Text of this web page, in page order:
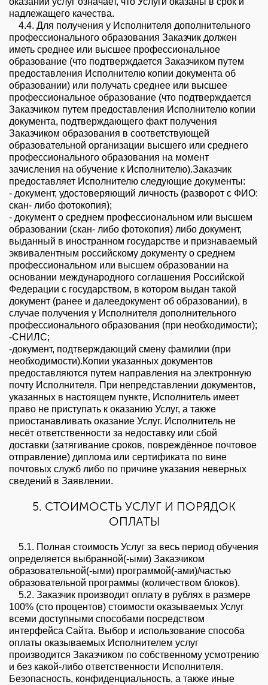
надлежащего качества.
4.4. Для получения у Исполнителя дополнительного
профессионального образования Заказчик должен
иметь среднее или высшее профессиональное
образование (что подтверждается Заказчиком путем
предоставления Исполнителю копии документа об
образовании) или получать среднее или высшее
профессиональное образование (что подтверждается
Заказчиком путем предоставления Исполнителю копии
документа, подтверждающего факт получения
Заказчиком образования в соответствующей
образовательной организации высшего или среднего
профессионального образования на момент
зачисления на обучение к Исполнителю).Заказчик
предоставляет Исполнителю следующие документы:
- документ, удостоверяющий личность (разворот с ФИО:
скан- либо фотокопия);
- документ о среднем профессиональном или высшем
образовании (скан- либо фотокопия) либо документ,
выданный в иностранном государстве и признаваемый
эквивалентным российскому документу о среднем
профессиональном или высшем образовании на
основании международного соглашения Российской
Федерации с государством, в котором выдан такой
документ (ранее и далеедокумент об образовании), в
случае получения у Исполнителя дополнительного
профессионального образования (при необходимости);
-СНИЛС;
-документ, подтверждающий смену фамилии (при
необходимости).Копии указанных документов
предоставляются путем направления на электронную
почту Исполнителя. При непредставлении документов,
указанных в настоящем пункте, Исполнитель имеет
право не приступать к оказанию Услуг, а также
приостанавливать оказание Услуг. Исполнитель не
несёт ответственности за недоставку или сбой
доставки (затягивание сроков, повреждённое почтовое
отправление) диплома или сертификата по вине
почтовых служб либо по причине указания неверных
сведений в Заявлении.
5. СТОИМОСТЬ УСЛУГ И ПОРЯДОК
ОПЛАТЫ
5.1. Полная стоимость Услуг за весь период обучения
определяется выбранной(-ыми) Заказчиком
образовательной(-ыми) программой(-ами)/частью
образовательной программы (количеством блоков).
5.2. Заказчик производит оплату в рублях в размере
100% (сто процентов) стоимости оказываемых Услуг
всеми доступными способами посредством
интерфейса Сайта. Выбор и использование способа
оплаты оказываемых Исполнителем услуг
производится Заказчиком по собственному усмотрению
и без какой-либо ответственности Исполнителя.
Безопасность, конфиденциальность, а также иные
Ваш город Москва?
Да, верно
Нет, выбрать другой
Вы можете изменить город в любое время в верхней части сайта